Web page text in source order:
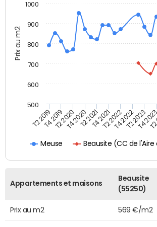
Prix au m2
Meuse Beausite (CC de l'Aire
T2 2019T4 2019T2 2020T4 2020T2 2021T4 2021T2 2022T4 2022T2 2023
T4
500
600
700
800
900
1000
Appartements et maisons
Beausite
(55250)
Prix au m2 569 €/m2